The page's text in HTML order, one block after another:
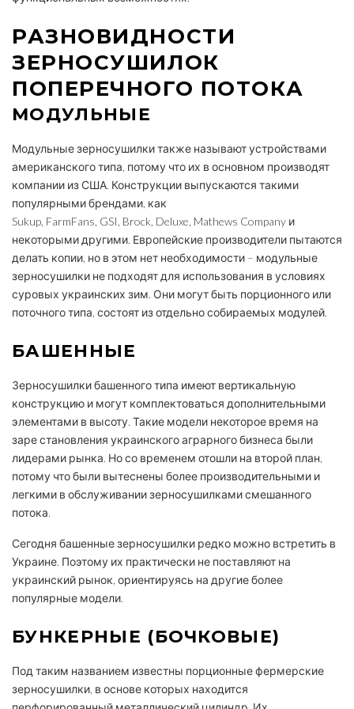
РАЗНОВИДНОСТИ
ЗЕРНОСУШИЛОК
ПОПЕРЕЧНОГО ПОТОКА
МОДУЛЬНЫЕ
Модульные зерносушилки также называют устройствами
американского типа, потому что их в основном производят
компании из США. Конструкции выпускаются такими
популярными брендами, как
Sukup, FarmFans, GSI, Brock, Deluxe, Mathews Company и
некоторыми другими. Европейские производители пытаются
делать копии, но в этом нет необходимости – модульные
зерносушилки не подходят для использования в условиях
суровых украинских зим. Они могут быть порционного или
поточного типа, состоят из отдельно собираемых модулей.
БАШЕННЫЕ
Зерносушилки башенного типа имеют вертикальную
конструкцию и могут комплектоваться дополнительными
элементами в высоту. Такие модели некоторое время на
заре становления украинского аграрного бизнеса были
лидерами рынка. Но со временем отошли на второй план,
потому что были вытеснены более производительными и
легкими в обслуживании зерносушилками смешанного
потока.
Сегодня башенные зерносушилки редко можно встретить в
Украине. Поэтому их практически не поставляют на
украинский рынок, ориентируясь на другие более
популярные модели.
БУНКЕРНЫЕ (БОЧКОВЫЕ)
Под таким названием известны порционные фермерские
зерносушилки, в основе которых находится